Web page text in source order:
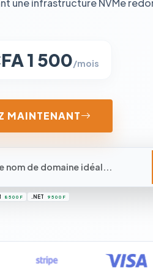
1 500/mois
MAINTENANT
8 500 F .NET 9 500 F